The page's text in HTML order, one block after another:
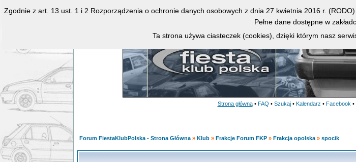
Strona główna • FAQ • Szukaj • Kalendarz • Facebook •
Forum FiestaKlubPolska - Strona Główna » Klub » Frakcje Forum FKP » Frakcja opolska » spocik
Zgodnie z art. 13 ust. 1 i 2 Rozporządzenia o ochronie danych osobowych z dnia 27 kwietnia 2016 r.
Pełne dane dostępne w
Ta strona używa ciasteczek (cookies), dzięki którym nasz